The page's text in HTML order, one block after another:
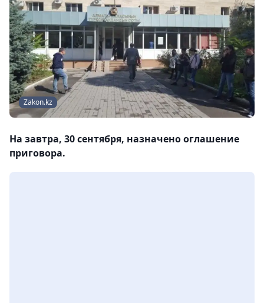
Zakon.kz
На завтра, 30 сентября, назначено оглашение
приговора.